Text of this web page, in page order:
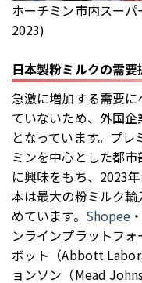
ホーチミン市内スー
2023)
日本製粉ミルクの需要
急激に増加する需要
ていないため、外国
となっています。プ
ミンを中心とした都
に興味をもち、2023
本は最大の粉ミルク
めています。 Shopee ・
ンラインプラットフ
ボット（Abbott
ョンソン（Mead